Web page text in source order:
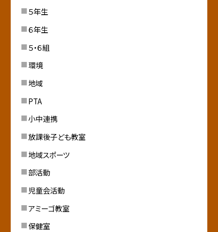
５年生
６年生
５・６組
環境
地域
PTA
小中連携
放課後子ども教室
地域スポーツ
部活動
児童会活動
アミーゴ教室
保健室